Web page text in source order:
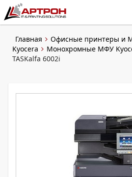
Главная Офисные принтеры и
Kyocera
Монохромные МФУ
TASKalfa 6002i